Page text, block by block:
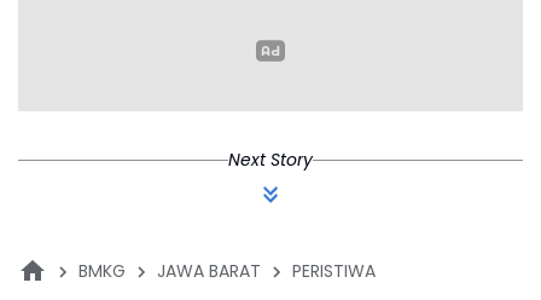
Next Story
BMKG JAWA BARAT PERISTIWA